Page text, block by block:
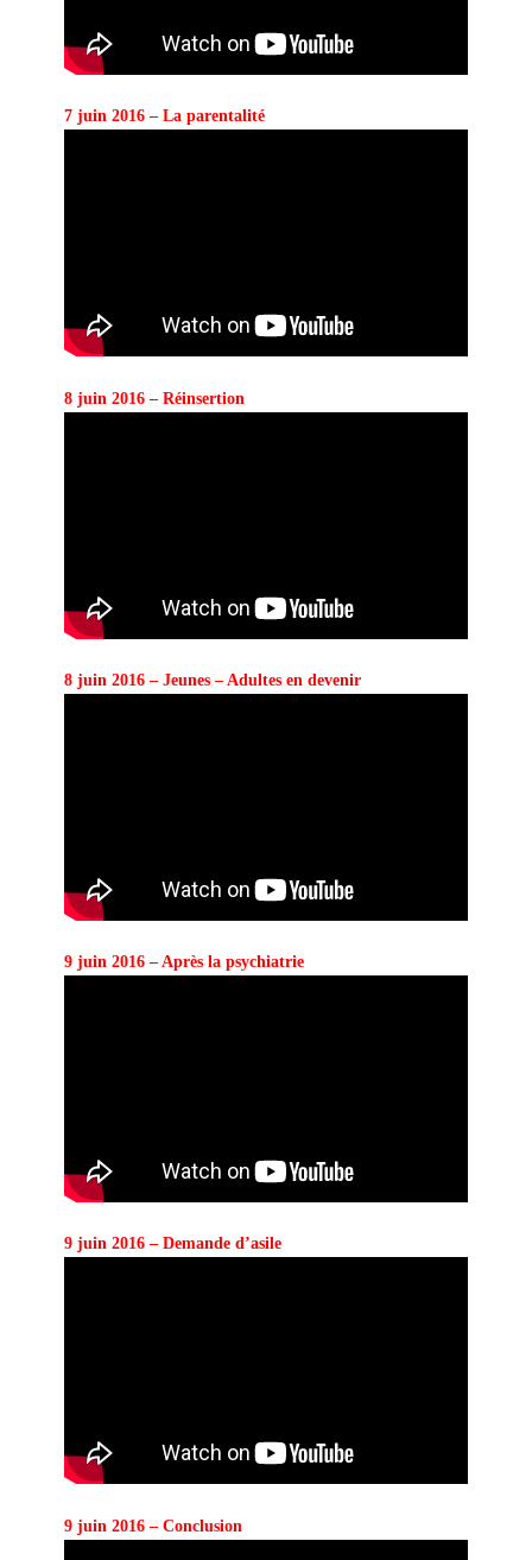
7 juin 2016 – La parentalité
8 juin 2016 – Réinsertion
8 juin 2016 – Jeunes – Adultes en devenir
9 juin 2016 – Après la psychiatrie
9 juin 2016 – Demande d’asile
9 juin 2016 – Conclusion